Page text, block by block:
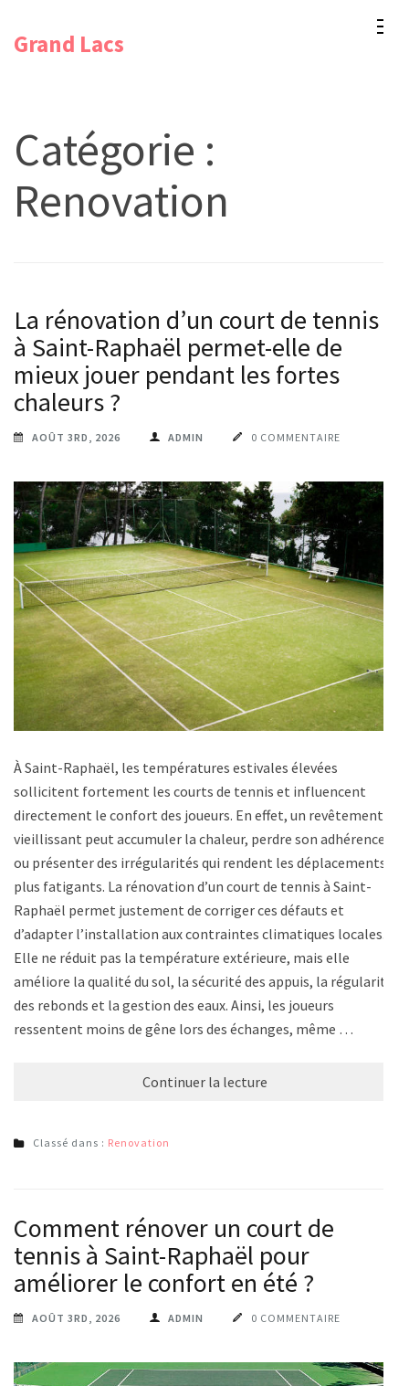
Grand Lacs
Catégorie :
Renovation
La rénovation d’un court de tennis
à Saint-Raphaël permet-elle de
mieux jouer pendant les fortes
chaleurs ?
AOÛT 3RD, 2026 ADMIN 0 COMMENTAIRE
À Saint-Raphaël, les températures estivales élevées
sollicitent fortement les courts de tennis et influencent
directement le confort des joueurs. En effet, un revêtement
vieillissant peut accumuler la chaleur, perdre son adhérence
ou présenter des irrégularités qui rendent les déplacements
plus fatigants. La rénovation d’un court de tennis à Saint-
Raphaël permet justement de corriger ces défauts et
d’adapter l’installation aux contraintes climatiques locales.
Elle ne réduit pas la température extérieure, mais elle
améliore la qualité du sol, la sécurité des appuis, la régularité
des rebonds et la gestion des eaux. Ainsi, les joueurs
ressentent moins de gêne lors des échanges, même …
Continuer la lecture
Classé dans : Renovation
Comment rénover un court de
tennis à Saint-Raphaël pour
améliorer le confort en été ?
AOÛT 3RD, 2026 ADMIN 0 COMMENTAIRE